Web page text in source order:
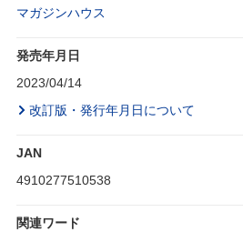
マガジンハウス
発売年月日
2023/04/14
改訂版・発行年月日について
JAN
4910277510538
関連ワード